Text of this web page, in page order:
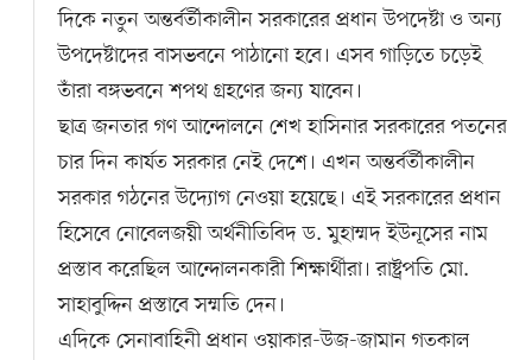
দিকে নতুন অন্তর্বর্তীকালীন সরকারের প্রধান উপদেষ্টা ও অন্য
উপদেষ্টাদের বাসভবনে পাঠানো হবে। এসব গাড়িতে চড়েই
তাঁরা বঙ্গভবনে শপথ গ্রহণের জন্য যাবেন।
ছাত্র জনতার গণ আন্দোলনে শেখ হাসিনার সরকারের পতনের
চার দিন কার্যত সরকার নেই দেশে। এখন অন্তর্বর্তীকালীন
সরকার গঠনের উদ্যোগ নেওয়া হয়েছে। এই সরকারের প্রধান
হিসেবে নোবেলজয়ী অর্থনীতিবিদ ড. মুহাম্মদ ইউনূসের নাম
প্রস্তাব করেছিল আন্দোলনকারী শিক্ষার্থীরা। রাষ্ট্রপতি মো.
সাহাবুদ্দিন প্রস্তাবে সম্মতি দেন।
এদিকে সেনাবাহিনী প্রধান ওয়াকার-উজ-জামান গতকাল